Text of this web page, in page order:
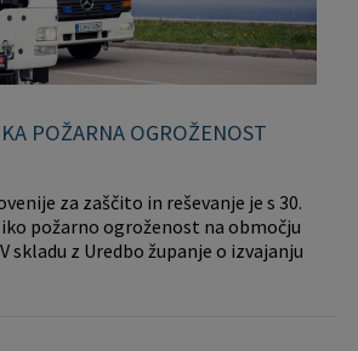
POŽARNA OGROŽENOST
za zaščito in reševanje je s 30.
požarno ogroženost na območju
skladu z Uredbo županje o izvajanju